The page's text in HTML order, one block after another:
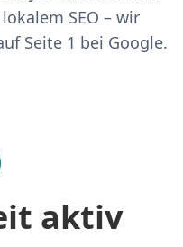
SEO – wir
Seite 1 bei Google.
aktiv